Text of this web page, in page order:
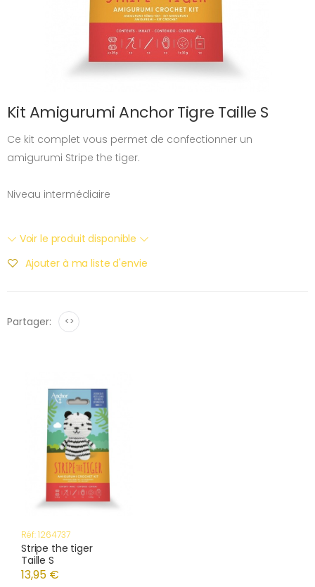
Kit Amigurumi Anchor Tigre Taille S
Ce kit complet vous permet de confectionner un
amigurumi Stripe the tiger.
Niveau intermédiaire
Voir le produit disponible
Ajouter à ma liste d'envie
Partager: <>
Réf: 1264737
Stripe the tiger
Taille S
13,95 €